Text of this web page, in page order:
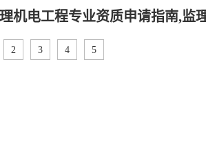
机电工程专业资质申请指南,监
2 3 4 5